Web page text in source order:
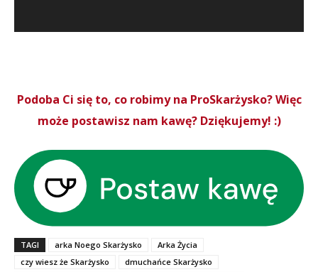
Podoba Ci się to, co robimy na ProSkarżysko? Więc
może postawisz nam kawę? Dziękujemy! :)
TAGI arka Noego Skarżysko
Arka Życia
czy wiesz że Skarżysko
dmuchańce Skarżysko